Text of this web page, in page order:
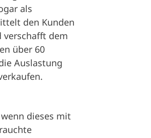
als
den Kunden
verschafft dem
über 60
Auslastung
dieses mit